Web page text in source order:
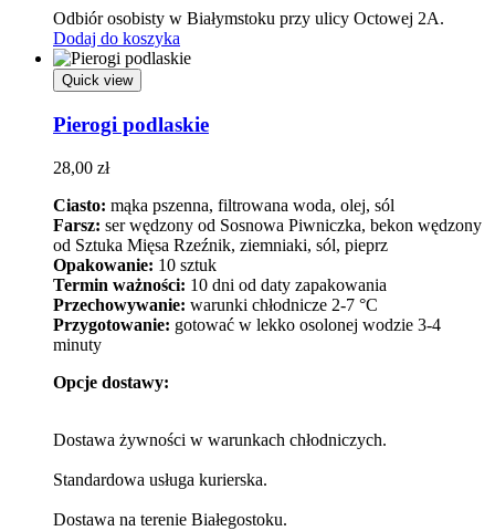
Odbiór osobisty w Białymstoku przy ulicy Octowej 2A.
Dodaj do koszyka
Quick view
Pierogi podlaskie
28,00 zł
Ciasto: mąka pszenna, filtrowana woda, olej, sól
Farsz: ser wędzony od Sosnowa Piwniczka, bekon wędzony
od Sztuka Mięsa Rzeźnik, ziemniaki, sól, pieprz
Opakowanie: 10 sztuk
Termin ważności: 10 dni od daty zapakowania
Przechowywanie: warunki chłodnicze 2-7 °C
Przygotowanie: gotować w lekko osolonej wodzie 3-4
minuty
Opcje dostawy:
Dostawa żywności w warunkach chłodniczych.
Standardowa usługa kurierska.
Dostawa na terenie Białegostoku.